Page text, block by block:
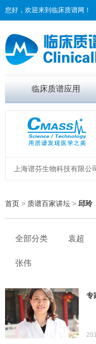
您好，欢迎来到临床质谱网！
临床质谱应用
上海谱芬生物科技有限公
首页 > 质谱百家讲坛 > 邱玲
全部分类 袁超
张伟
专